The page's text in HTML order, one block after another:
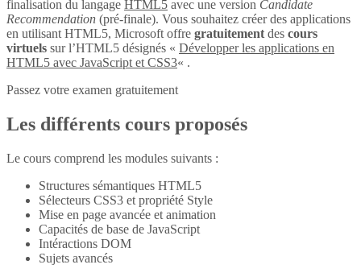
finalisation du langage HTML5 avec une version Candidate
Recommendation (pré-finale). Vous souhaitez créer des applications
en utilisant HTML5, Microsoft offre gratuitement des cours
virtuels sur l’HTML5 désignés « Développer les applications en
HTML5 avec JavaScript et CSS3« .
Passez votre examen gratuitement
Les différents cours proposés
Le cours comprend les modules suivants :
Structures sémantiques HTML5
Sélecteurs CSS3 et propriété Style
Mise en page avancée et animation
Capacités de base de JavaScript
Intéractions DOM
Sujets avancés